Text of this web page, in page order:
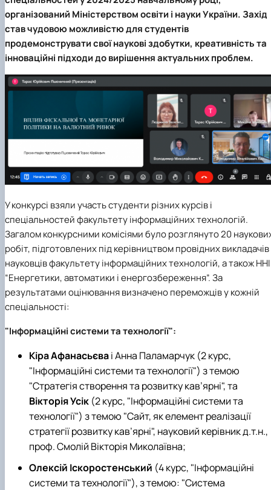
організований Міністерством освіти і науки України. Захід
став чудовою можливістю для студентів
продемонструвати свої наукові здобутки, креативність та
інноваційні підходи до вирішення актуальних проблем.
У конкурсі взяли участь студенти різних курсів і
спеціальностей факультету інформаційних технологій.
Загалом конкурсними комісіями було розглянуто 20
робіт, підготовлених під керівництвом провідних викладачів
науковців факультету інформаційних технологій, а також ННІ
“Енергетики, автоматики і енергозбереження”. За
результатами оцінювання визначено переможців у кожній
спеціальності:
"Інформаційні системи та технології":
Кіра Афанасьєваі Анна Паламарчук (2 курс,
"Інформаційні системи та технології") з темою
"Стратегія створення та розвитку кав’ярні", та
Вікторія Усік (2 курс, "Інформаційні системи та
технології") з темою "Сайт, як елемент реалізації
стратегії розвитку кав’ярні", науковий керівник д.т.н.,
проф. Смолій Вікторія Миколаївна;
Олексій Іскоростенський (4 курс, "Інформаційні
системи та технології"), з темою: "Система